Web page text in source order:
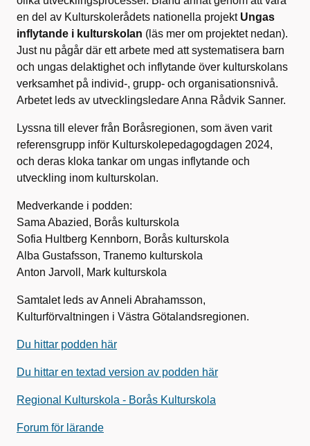
en del av Kulturskolerådets nationella projekt Ungas
inflytande i kulturskolan (läs mer om projektet nedan).
Just nu pågår där ett arbete med att systematisera barn
och ungas delaktighet och inflytande över kulturskolans
verksamhet på individ-, grupp- och organisationsnivå.
Arbetet leds av utvecklingsledare Anna Rådvik Sanner.
Lyssna till elever från Boråsregionen, som även varit
referensgrupp inför Kulturskolepedagogdagen 2024,
och deras kloka tankar om ungas inflytande och
utveckling inom kulturskolan.
Medverkande i podden:
Sama Abazied, Borås kulturskola
Sofia Hultberg Kennborn, Borås kulturskola
Alba Gustafsson, Tranemo kulturskola
Anton Jarvoll, Mark kulturskola
Samtalet leds av Anneli Abrahamsson,
Kulturförvaltningen i Västra Götalandsregionen.
Du hittar podden här
Du hittar en textad version av podden här
Regional Kulturskola - Borås Kulturskola
Forum för lärande